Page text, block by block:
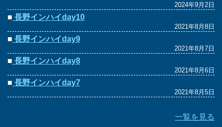
2024年9月2日
■ 長野インハイday10
2021年8月8日
■ 長野インハイday9
2021年8月7日
■ 長野インハイday8
2021年8月6日
■ 長野インハイday7
2021年8月5日
一覧を見る